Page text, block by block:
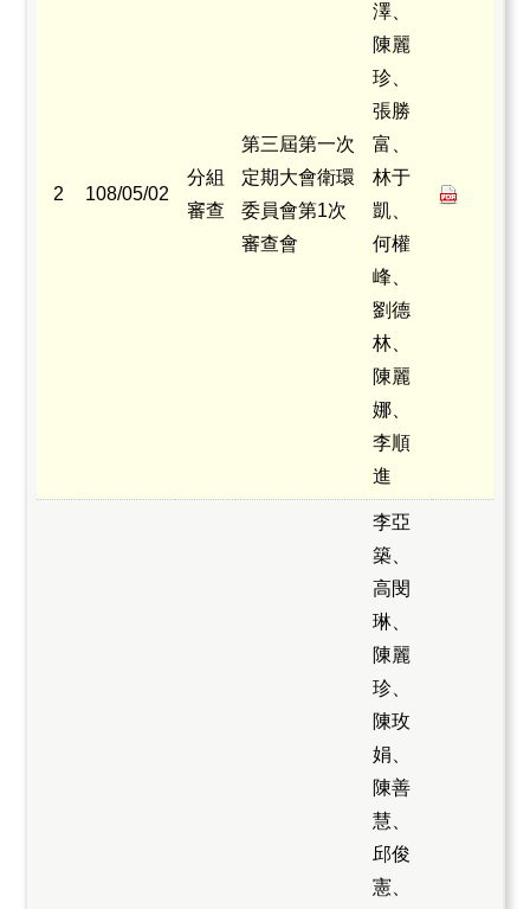
2 108/05/02
分組
審查
第三屆第一次
定期大會衛環
委員會第1次
審查會
澤、
陳麗
珍、
張勝
富、
林于
凱、
何權
峰、
劉德
林、
陳麗
娜、
李順
進
李亞
築、
高閔
琳、
陳麗
珍、
陳玫
娟、
陳善
慧、
邱俊
憲、